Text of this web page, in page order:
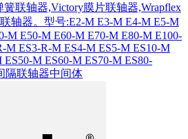
簧联轴器,Victory膜片联轴器,Wrapflex
轴器。型号:E2-M E3-M E4-M E5-M
M E50-M E60-M E70-M E80-M E100-
M ES3-R-M ES4-M ES5-M ES10-M
M ES60-M ES70-M ES80-
隔联轴器中间体